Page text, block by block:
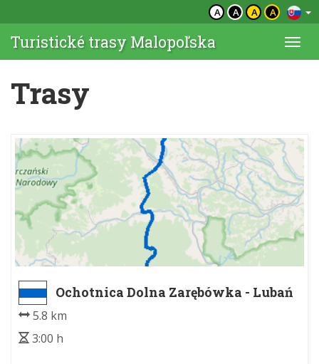
A A A A
Turistické trasy Malopoľska
Trasy
Ochotnica Dolna Zarębówka - Lubań
5.8 km
3:00 h